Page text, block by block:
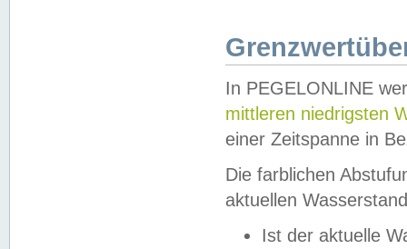
In PEGELONLINE
mittleren niedrigsten
einer Zeitspanne in
Die farblichen
aktuellen
Ist der aktuelle